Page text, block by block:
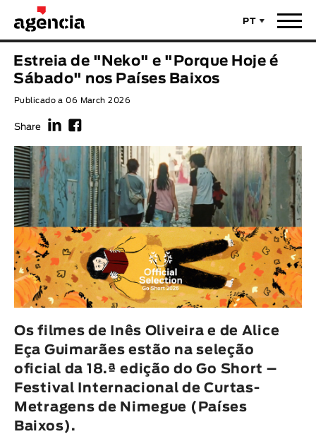
PT
Notícias
Realizadores
Últimas Selecções
Estatísticas
Filmes - Animar
Sobre nós & Contactos
Curtas Vila do Conde Solar O Dia Mais Curto
Loja
Animar
TÍTULO ORIGINAL
TÍTULO PORTUGUÊS
REALIZADOR
LEGENDA DISPONÍVEL
Legenda disponível
ANO
DURAÇÃO
< / >
Estreia de "Neko" e "Porque Hoje é
Sábado" nos Países Baixos
Publicado a 06 March 2026
Share f F
Os filmes de Inês Oliveira e de Alice
Eça Guimarães estão na seleção
oficial da 18.ª edição do Go Short –
Festival Internacional de Curtas-
Metragens de Nimegue (Países
Baixos).